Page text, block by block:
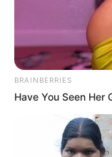
BRAINBERRIES
Have You Seen Her